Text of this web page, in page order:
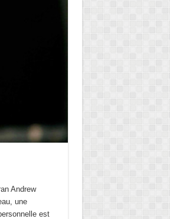
Andrew
une
est